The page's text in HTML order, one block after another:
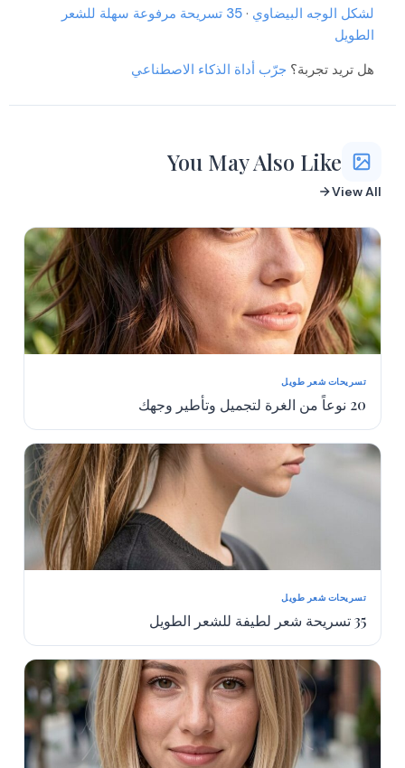
More
More
لشكل الوجه البيضاوي ·
35 تسريحة مرفوعة سهلة للشعر
الطويل
هل تريد تجربة؟ جرّب أداة الذكاء الاصطناعي
You May Also Like
View All
تسريحات شعر طويل
20 نوعاً من الغرة لتجميل وتأطير وجهك
تسريحات شعر طويل
35 تسريحة شعر لطيفة للشعر الطويل